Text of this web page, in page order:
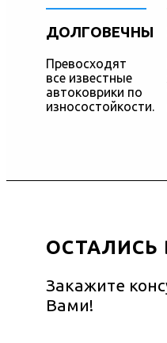
ДОЛГОВЕЧНЫ
Превосходят
все известные
автоковрики по
износостойкости.
ОСТАЛИСЬ
Закажите
Вами!